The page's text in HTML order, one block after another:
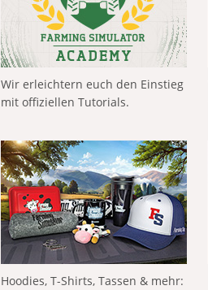
Wir erleichtern euch den Einstieg
mit offiziellen Tutorials.
Hoodies, T-Shirts, Tassen & mehr: